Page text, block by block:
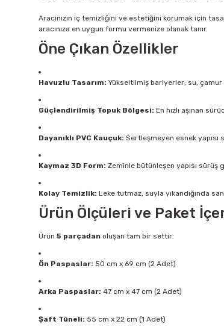
Aracınızın iç temizliğini ve estetiğini korumak için
aracınıza en uygun formu vermenize olanak tanır.
Öne Çıkan Özellikler
Havuzlu Tasarım: Yükseltilmiş bariyerler; su, çamur
Güçlendirilmiş Topuk Bölgesi: En hızlı aşınan
Dayanıklı PVC Kauçuk: Sertleşmeyen esnek yapısı
Kaymaz 3D Form: Zeminle bütünleşen yapısı sürüş
Kolay Temizlik: Leke tutmaz, suyla yıkandığında
Ürün Ölçüleri ve Paket
Ürün 5 parçadan oluşan tam bir settir:
Ön Paspaslar: 50 cm x 69 cm (2 Adet)
Arka Paspaslar: 47 cm x 47 cm (2 Adet)
Şaft Tüneli: 55 cm x 22 cm (1 Adet)